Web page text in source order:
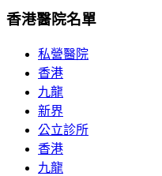
香港醫院名單
私營醫院
香港
九龍
新界
公立診所
香港
九龍